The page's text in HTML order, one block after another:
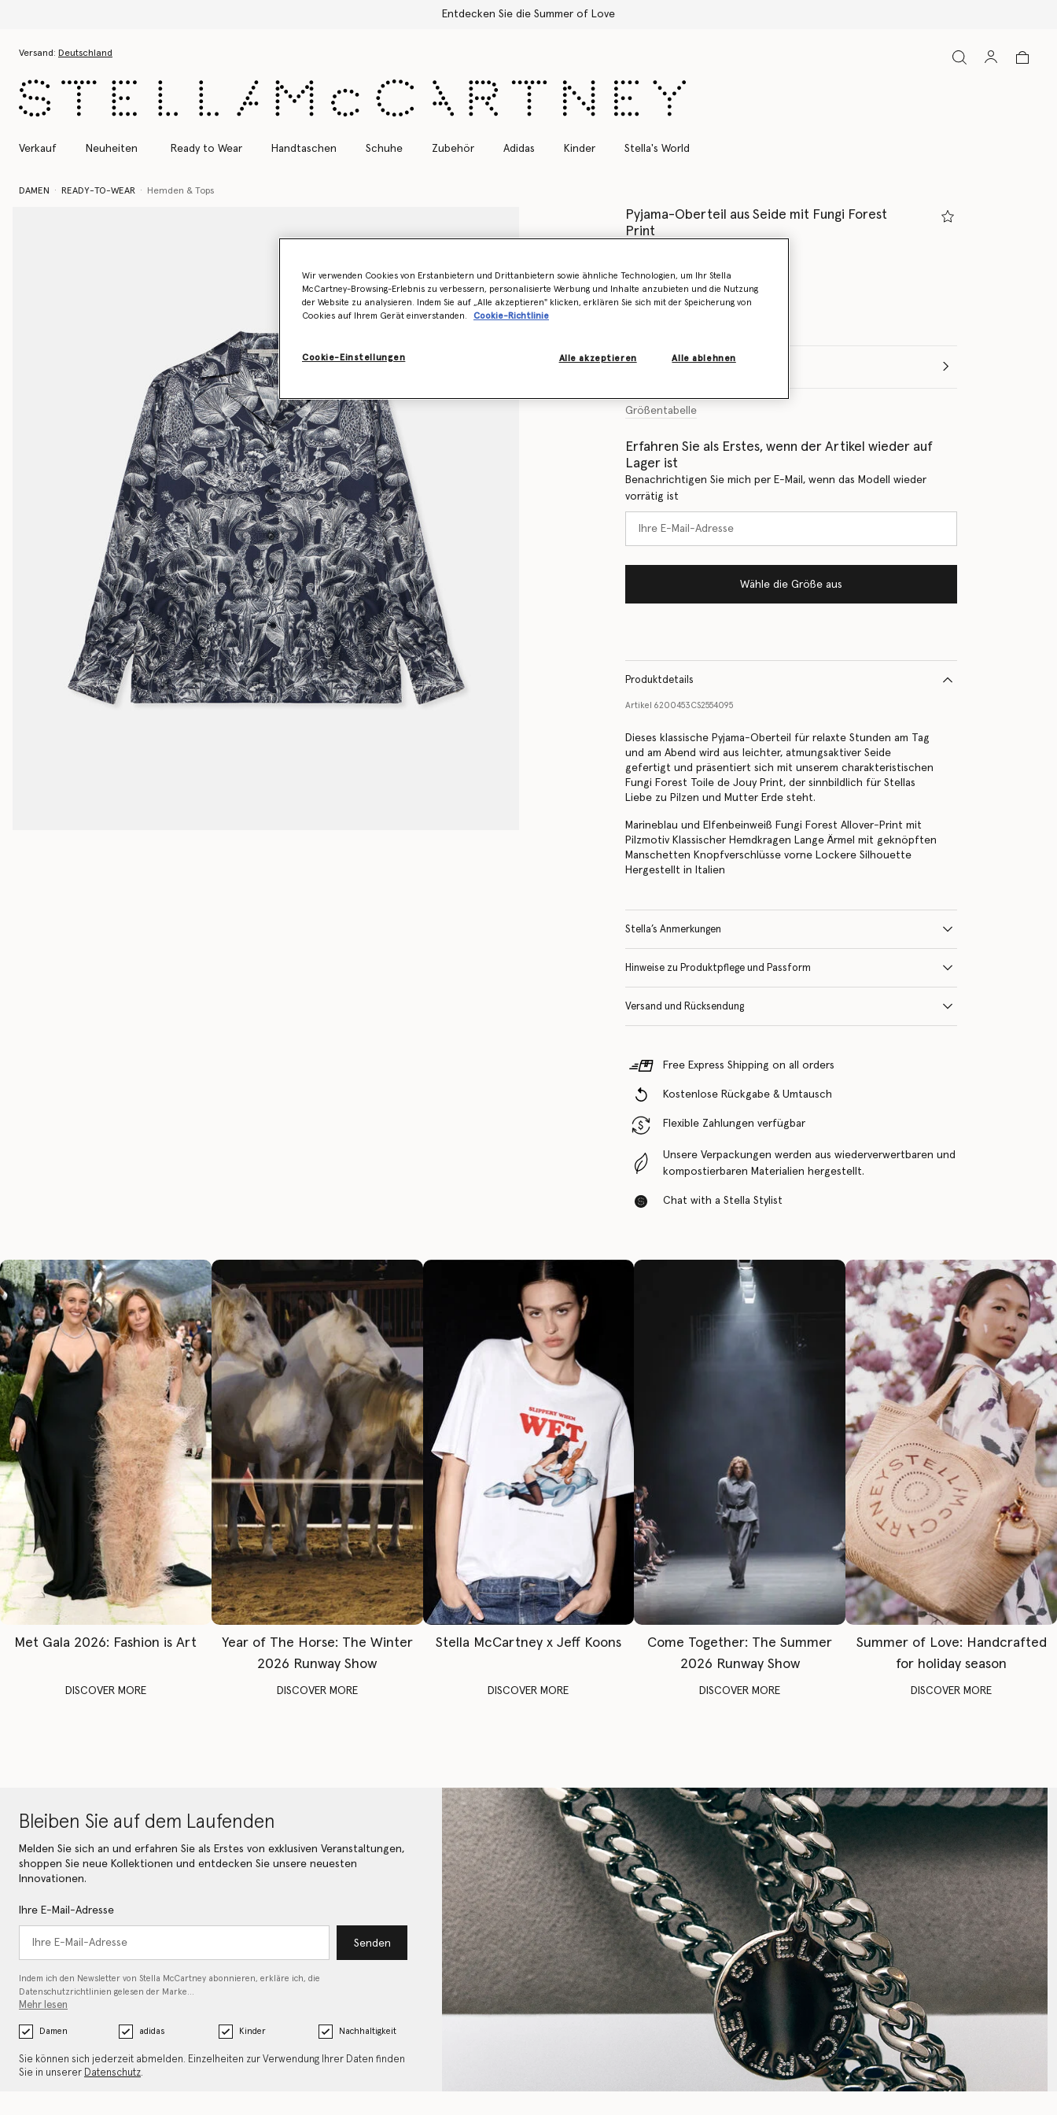
Kostenloser Expressversand für alle Bestellungen
Versand: Deutschland
Verkauf Neuheiten Ready to Wear Handtaschen Schuhe Zubehör Adidas Kinder Stella's World
DAMEN READY-TO-WEAR Hemden & Tops
Pyjama-Oberteil aus Seide mit Fungi Forest
Print
Farbe Marineblau Bunt
Wähle die Größe aus (Italian)
Größentabelle
Erfahren Sie als Erstes, wenn der Artikel wieder auf
Lager ist
Benachrichtigen Sie mich per E-Mail, wenn das Modell wieder
vorrätig ist
Wähle die Größe aus
Produktdetails
Artikel 6200453CS2554095
Dieses klassische Pyjama-Oberteil für relaxte Stunden am Tag
und am Abend wird aus leichter, atmungsaktiver Seide
gefertigt und präsentiert sich mit unserem charakteristischen
Fungi Forest Toile de Jouy Print, der sinnbildlich für Stellas
Liebe zu Pilzen und Mutter Erde steht.
Marineblau und Elfenbeinweiß Fungi Forest Allover-Print mit
Pilzmotiv Klassischer Hemdkragen Lange Ärmel mit geknöpften
Manschetten Knopfverschlüsse vorne Lockere Silhouette
Hergestellt in Italien
Stella’s Anmerkungen
Hinweise zu Produktpflege und Passform
Versand und Rücksendung
Free Express Shipping on all orders
Kostenlose Rückgabe & Umtausch
Flexible Zahlungen verfügbar
Unsere Verpackungen werden aus wiederverwertbaren und
kompostierbaren Materialien hergestellt.
Chat with a Stella Stylist
Met Gala 2026: Fashion is Art
DISCOVER MORE
Year of The Horse: The Winter
2026 Runway Show
DISCOVER MORE
Stella McCartney x Jeff Koons
DISCOVER MORE
Come Together: The Summer
2026 Runway Show
DISCOVER MORE
Summer of Love: Handcrafted
for holiday season
DISCOVER MORE
Bleiben Sie auf dem Laufenden
Melden Sie sich an und erfahren Sie als Erstes von exklusiven Veranstaltungen,
shoppen Sie neue Kollektionen und entdecken Sie unsere neuesten
Innovationen.
Ihre E-Mail-Adresse
Senden
Indem ich den Newsletter von Stella McCartney abonnieren, erkläre ich, die
Datenschutzrichtlinien gelesen der Marke…
Mehr lesen
Damen adidas Kinder Nachhaltigkeit
Sie können sich jederzeit abmelden. Einzelheiten zur Verwendung Ihrer Daten finden
Sie in unserer Datenschutz.
Wir verwenden Cookies von Erstanbietern und Drittanbietern sowie ähnliche Technologien, um Ihr Stella
McCartney-Browsing-Erlebnis zu verbessern, personalisierte Werbung und Inhalte anzubieten und die Nutzung
der Website zu analysieren. Indem Sie auf „Alle akzeptieren" klicken, erklären Sie sich mit der Speicherung von
Cookies auf Ihrem Gerät einverstanden.
Cookie-Richtlinie
Cookie-Einstellungen Alle ablehnen
Alle akzeptieren